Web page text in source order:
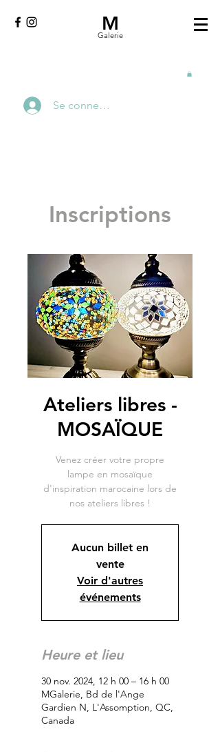
M
Galerie
Se connecter
Inscriptions
Ateliers libres -
MOSAÏQUE
Venez créer votre propre
lampe en mosaïque
d'inspiration marocaine lors de
nos ateliers libres !
Aucun billet en
vente
Voir d'autres
événements
Heure et lieu
30 nov. 2024, 12 h 00 – 16 h 00
MGalerie, Bd de l'Ange
Gardien N, L'Assomption, QC,
Canada